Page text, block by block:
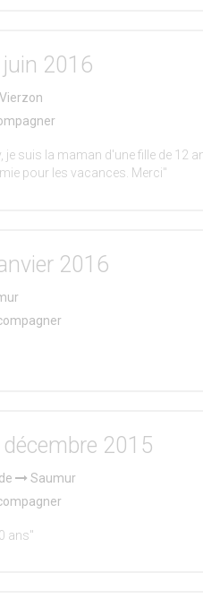
2016
Vierzon
je suis la maman d'une fille de 12
pour les vacances. Merci"
2016
2015
Saumur
ans"